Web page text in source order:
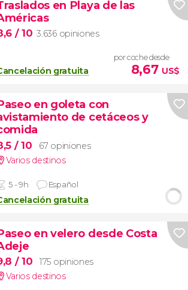
en Playa de las
/ 10 3.636 opiniones
gratuita
por coche desde
8,67 US$
en goleta con
de cetáceos y
/ 10
67 opiniones
Varios destinos
5 - 9h Español
gratuita
en velero desde Costa
/ 10
175 opiniones
Varios destinos